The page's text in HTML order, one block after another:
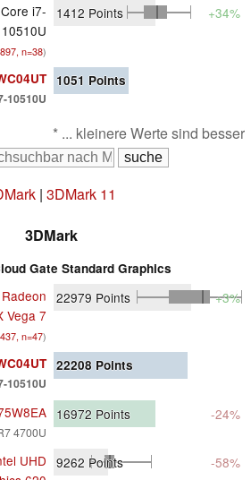
i7-
10510U
n=38)
1412 Points +34%
10510U
1051 Points
* ... kleinere Werte sind besser
| 3DMark 11
3DMark
Gate Standard Graphics
Vega 7
n=47)
22979 Points +3%
10510U
22208 Points
4700U
16972 Points -24%
UHD 9262 Points -58%